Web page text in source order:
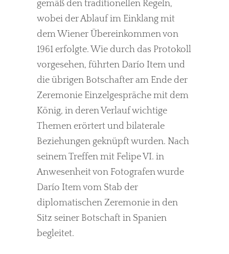
gemäß den traditionellen Regeln,
wobei der Ablauf im Einklang mit
dem Wiener Übereinkommen von
1961 erfolgte. Wie durch das Protokoll
vorgesehen, führten Darío Item und
die übrigen Botschafter am Ende der
Zeremonie Einzelgespräche mit dem
König, in deren Verlauf wichtige
Themen erörtert und bilaterale
Beziehungen geknüpft wurden. Nach
seinem Treffen mit Felipe VI. in
Anwesenheit von Fotografen wurde
Darío Item vom Stab der
diplomatischen Zeremonie in den
Sitz seiner Botschaft in Spanien
begleitet.